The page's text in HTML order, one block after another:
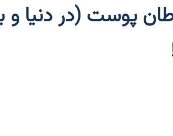
پوست (در دنیا